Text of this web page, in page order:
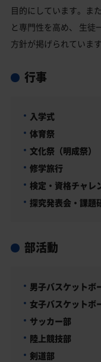
目的にしています。ま
と専門性を高め、 生徒
方針が掲げられています
行事
入学式
体育祭
文化祭（明成祭）
修学旅行
検定・資格チャレ
探究発表会・課題
部活動
男子バスケットボ
女子バスケットボ
サッカー部
陸上競技部
剣道部